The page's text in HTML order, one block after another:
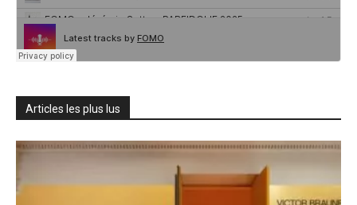
Articles les plus lus